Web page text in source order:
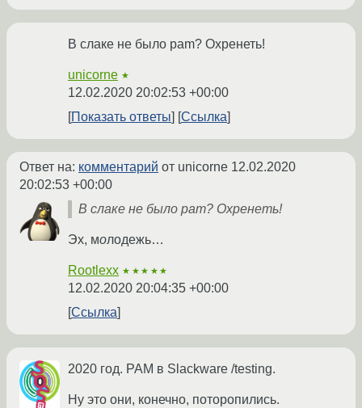
В слаке не было pam? Охренеть!
unicorne ★
12.02.2020 20:02:53 +00:00
Показать ответы
Ссылка
Ответ на: комментарий от unicorne 12.02.2020
20:02:53 +00:00
В слаке не было pam? Охренеть!
Эх, молодежь…
Rootlexx ★★★★★
12.02.2020 20:04:35 +00:00
Ссылка
2020 год. PAM в Slackware /testing.
Ну это они, конечно, поторопились.